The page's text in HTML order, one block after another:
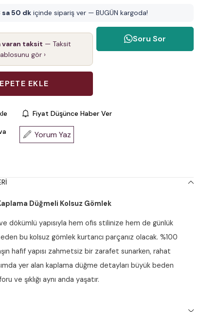
sa 50 dkiçinde sipariş ver — BUGÜN kargoda!
varan taksit — Taksit
gör ›
Soru Sor
Fiyat Düşünce Haber Ver
Yorum Yaz
Düğmeli Kolsuz Gömlek
dökümlü yapısıyla hem ofis stilinize hem de günlük
eden bu kolsuz gömlek kurtarıcı parçanız olacak. %100
hafif yapısı zahmetsiz bir zarafet sunarken, rahat
yer alan kaplama düğme detayları büyük beden
ve şıklığı aynı anda yaşatır.